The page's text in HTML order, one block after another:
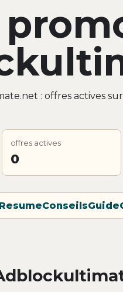
: offres actives
offres actives
0
ResumeConseilsGuide